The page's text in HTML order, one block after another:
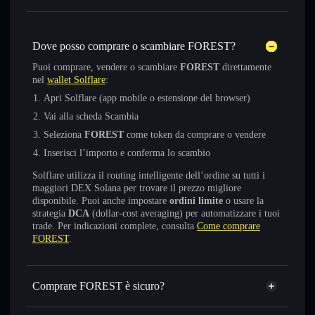
Dove posso comprare o scambiare FOREST?
Puoi comprare, vendere o scambiare FOREST direttamente
nel wallet Solflare:
Apri Solflare (app mobile o estensione del browser)
Vai alla scheda Scambia
Seleziona FOREST come token da comprare o vendere
Inserisci l’importo e conferma lo scambio
Solflare utilizza il routing intelligente dell’ordine su tutti i
maggiori DEX Solana per trovare il prezzo migliore
disponibile. Puoi anche impostare ordini limite o usare la
strategia DCA (dollar-cost averaging) per automatizzare i tuoi
trade. Per indicazioni complete, consulta Come comprare
FOREST.
Comprare FOREST è sicuro?
FOREST token verificato